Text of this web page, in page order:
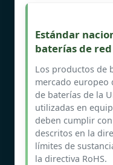
Estándar
baterías de red
Los productos de
mercado europeo
de baterías de la
utilizadas en
deben cumplir
descritos en la
límites de
la directiva RoHS.